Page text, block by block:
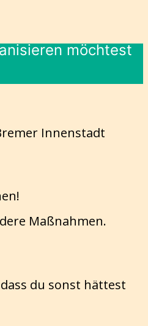
möchtest
Innenstadt
Maßnahmen.
du sonst hättest